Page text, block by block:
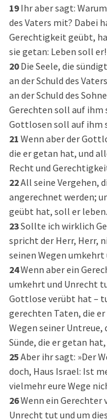
19 Ihr aber sagt:
des Vaters mit? Dabei
Gerechtigkeit geübt,
sie getan: Leben soll er!
20 Die Seele, die
an der Schuld des
an der Schuld des
Gerechten soll auf ihm
Gottlosen soll auf ihm
21 Wenn aber der
die er getan hat, und
Recht und
22All seine Vergehen,
angerechnet werden;
geübt hat, soll er leben.
23Sollte ich wirklich
spricht der Herr, Herr,
seinen Wegen umkehrt
24Wenn aber ein
umkehrt und Unrecht
Gottlose verübt hat –
gerechten Taten, die
Wegen seiner Untreue,
Sünde, die er getan
25Aber ihr sagt: »Der
doch, Haus Israel: Ist
vielmehr eure Wege
26Wenn ein
Unrecht tut und um